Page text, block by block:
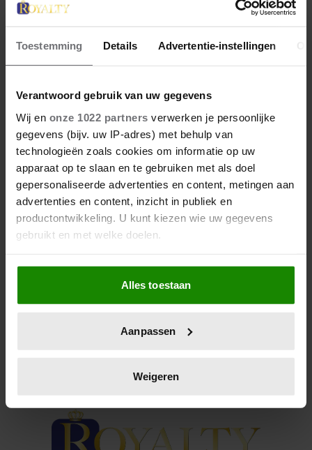
Toestemming Details Advertentie-instellingen
Verantwoord gebruik van uw gegevens
Wij en onze 1022 partners verwerken je persoonlijke
gegevens (bijv. uw IP-adres) met behulp van
technologieën zoals cookies om informatie op uw
apparaat op te slaan en te gebruiken met als doel
gepersonaliseerde advertenties en content, metingen aan
advertenties en content, inzicht in publiek en
productontwikkeling. U kunt kiezen wie uw gegevens
gebruikt en met welke doelen.
Als u het toestaat, willen we ook graag:
Informatie verzamelen over uw geografische
locatie, die tot een paar meter nauwkeurig kan zijn
scannen op specifieke eigenschappen (fingerprinting)
verwerkt en stel uw voorkeuren in het
intrekken in de Cookieverklaring.
We gebruiken cookies om content en advertenties te
Alles toestaan
Aanpassen
Weigeren
13 mei 2022
HARALD BIJZONDER GOED TE
PAS
Noorse koning vermaakt zichzelf bij ontvangst
sporters.